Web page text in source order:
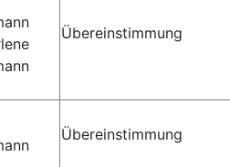
Übereinstimmung
Übereinstimmung